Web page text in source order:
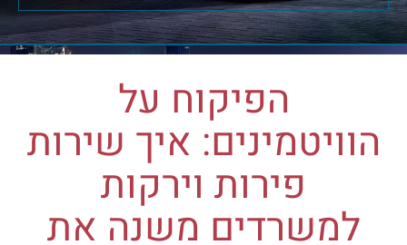
הפיקוח על
הוויטמינים: איך שירות
פירות וירקות
למשרדים משנה את